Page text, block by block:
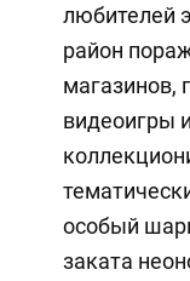
любителей
район
магазинов,
видеоигры
особый
заката